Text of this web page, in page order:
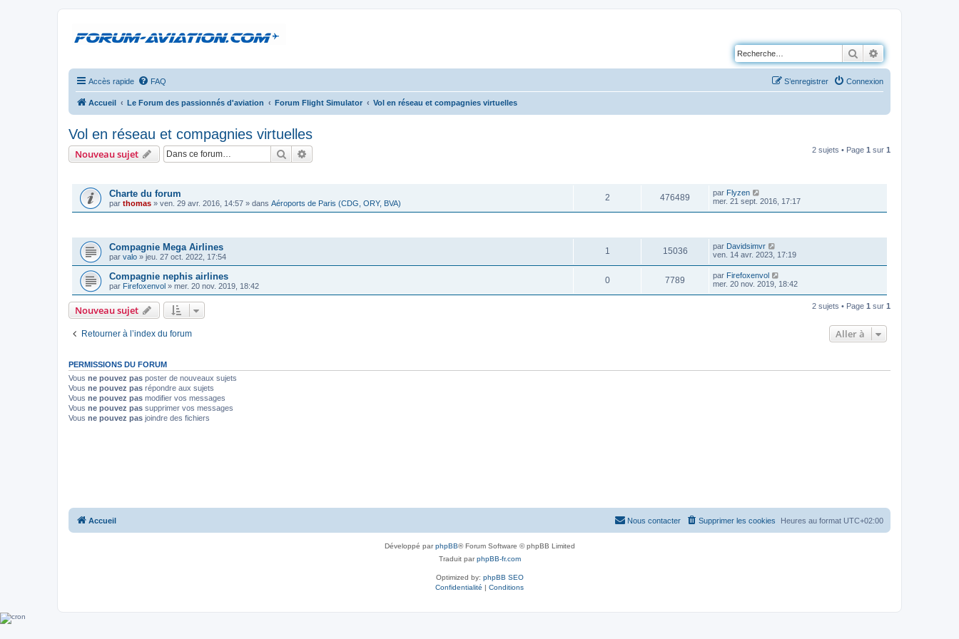
Rechercher
Accès rapide FAQ Connexion
S’enregistrer
Accueil Le Forum des passionnés d'aviation Forum Flight Simulator Vol en réseau et compagnies virtuelles
Vol en réseau et compagnies virtuelles
Nouveau sujet Rechercher 2 sujets • Page 1 sur 1
Charte du forum
par thomas » ven. 29 avr. 2016, 14:57 » dans Aéroports de Paris (CDG, ORY, BVA)
2 476489 par Flyzen
mer. 21 sept. 2016, 17:17
Compagnie Mega Airlines
par valo » jeu. 27 oct. 2022, 17:54
1 15036 par Davidsimvr
ven. 14 avr. 2023, 17:19
Compagnie nephis airlines
par Firefoxenvol » mer. 20 nov. 2019, 18:42
0 7789 par Firefoxenvol
mer. 20 nov. 2019, 18:42
Nouveau sujet 2 sujets • Page 1 sur 1
Retourner à l’index du forum Aller à
PERMISSIONS DU FORUM
Vous ne pouvez pas poster de nouveaux sujets
Vous ne pouvez pas répondre aux sujets
Vous ne pouvez pas modifier vos messages
Vous ne pouvez pas supprimer vos messages
Vous ne pouvez pas joindre des fichiers
Accueil Heures au format UTC+02:00
Supprimer les cookies
Nous contacter
Développé parphpBB® Forum Software © phpBB Limited
Traduit parphpBB-fr.com
Optimized by: phpBB SEO
Confidentialité | Conditions